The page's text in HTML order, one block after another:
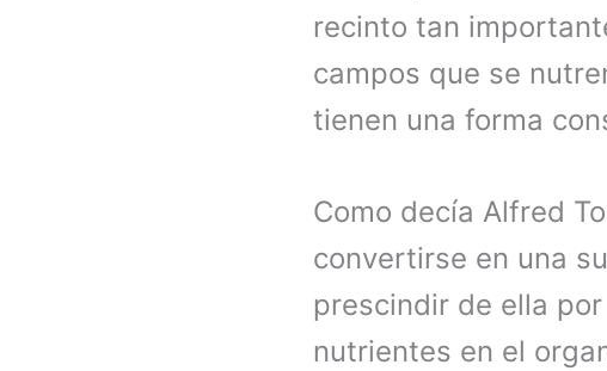
recinto tan
campos que se
tienen una forma
Como decía Alfred
convertirse en una
prescindir de ella
nutrientes en el